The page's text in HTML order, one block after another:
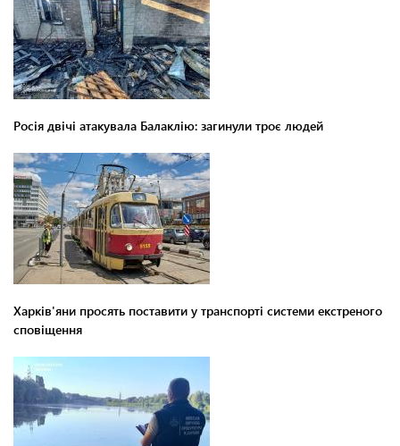
Росія двічі атакувала Балаклію: загинули троє людей
Харків'яни просять поставити у транспорті системи екстреного
сповіщення